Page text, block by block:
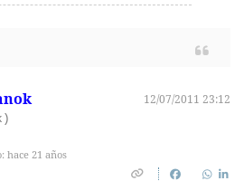
12/07/2011 23:12
hace 21 años